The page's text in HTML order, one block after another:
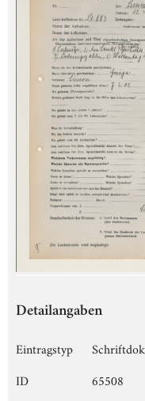
Detailangaben
Eintragstyp
ID
65508